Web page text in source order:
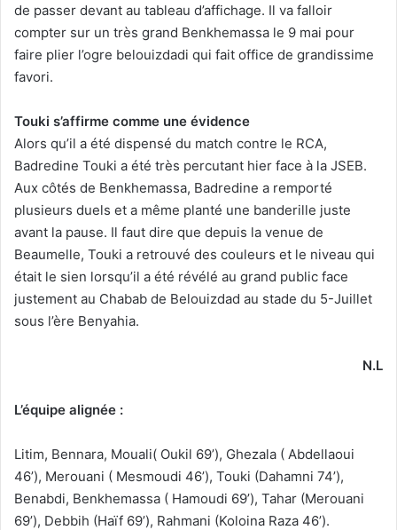
de passer devant au tableau d’affichage. Il va falloir
compter sur un très grand Benkhemassa le 9 mai pour
faire plier l’ogre belouizdadi qui fait office de grandissime
favori.
Touki s’affirme comme une évidence
Alors qu’il a été dispensé du match contre le RCA,
Badredine Touki a été très percutant hier face à la JSEB.
Aux côtés de Benkhemassa, Badredine a remporté
plusieurs duels et a même planté une banderille juste
avant la pause. Il faut dire que depuis la venue de
Beaumelle, Touki a retrouvé des couleurs et le niveau qui
était le sien lorsqu’il a été révélé au grand public face
justement au Chabab de Belouizdad au stade du 5-Juillet
sous l’ère Benyahia.
N.L
L’équipe alignée :
Litim, Bennara, Mouali( Oukil 69’), Ghezala ( Abdellaoui
46’), Merouani ( Mesmoudi 46’), Touki (Dahamni 74’),
Benabdi, Benkhemassa ( Hamoudi 69’), Tahar (Merouani
69’), Debbih (Haïf 69’), Rahmani (Koloina Raza 46’).